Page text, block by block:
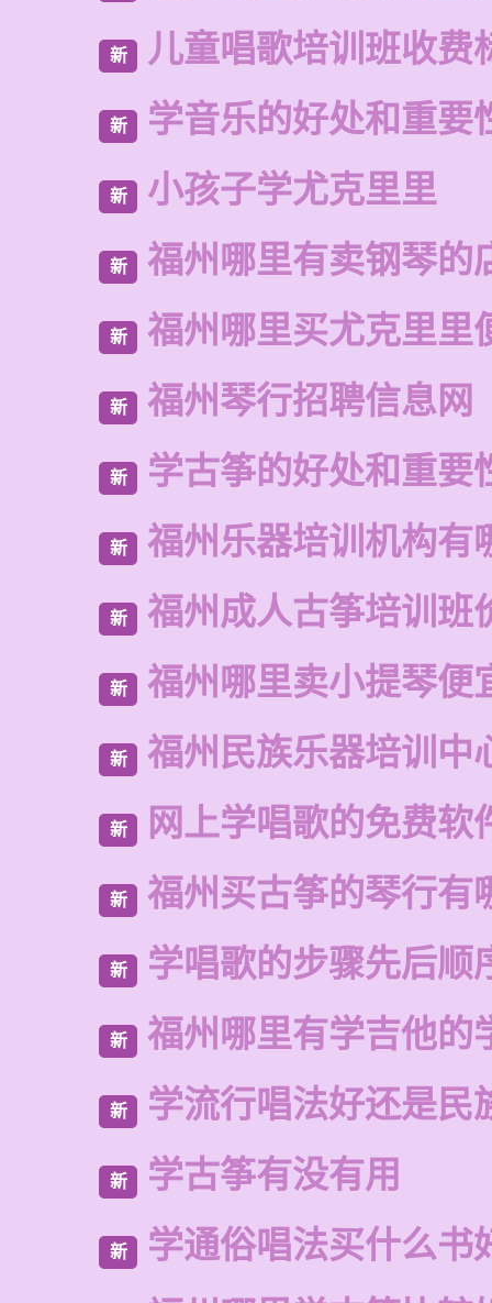
新 儿童唱歌培训班收费
新 学音乐的好处和重要
新 小孩子学尤克里里
新 福州哪里有卖钢琴的
新 福州哪里买尤克里里
新 福州琴行招聘信息网
新 学古筝的好处和重要
新 福州乐器培训机构有
新 福州成人古筝培训班
新 福州哪里卖小提琴便
新 福州民族乐器培训中
新 网上学唱歌的免费软
新 福州买古筝的琴行有
新 学唱歌的步骤先后顺
新 福州哪里有学吉他的
新 学流行唱法好还是民
新 学古筝有没有用
新
学通俗唱法买什么书